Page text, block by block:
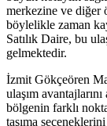
merkezine ve diğer
böylelikle zaman
Satılık Daire, bu
gelmektedir.
İzmit Gökçeören
ulaşım
bölgenin farklı
taşıma